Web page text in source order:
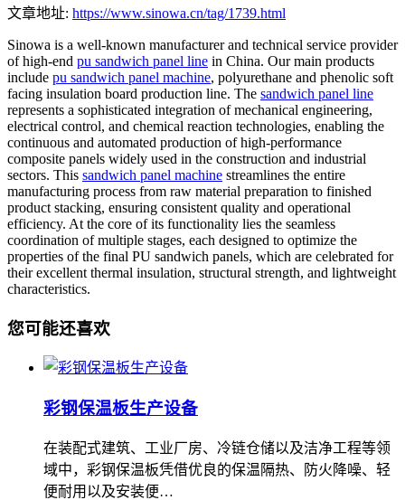
文章地址: https://www.sinowa.cn/tag/1739.html
Sinowa is a well-known manufacturer and technical service provider
of high-end pu sandwich panel line in China. Our main products
include pu sandwich panel machine, polyurethane and phenolic soft
facing insulation board production line. The sandwich panel line
represents a sophisticated integration of mechanical engineering,
electrical control, and chemical reaction technologies, enabling the
continuous and automated production of high-performance
composite panels widely used in the construction and industrial
sectors. This sandwich panel machine streamlines the entire
manufacturing process from raw material preparation to finished
product stacking, ensuring consistent quality and operational
efficiency. At the core of its functionality lies the seamless
coordination of multiple stages, each designed to optimize the
properties of the final PU sandwich panels, which are celebrated for
their excellent thermal insulation, structural strength, and lightweight
characteristics.
您可能还喜欢
彩钢保温板生产设备
在装配式建筑、工业厂房、冷链仓储以及洁净工程等领
域中，彩钢保温板凭借优良的保温隔热、防火降噪、轻
便耐用以及安装便…